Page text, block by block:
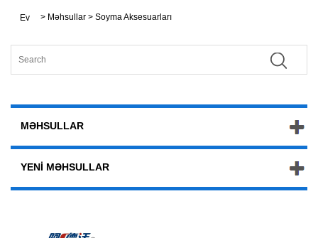
Ev > Məhsullar > Soyma Aksesuarları
MƏHSULLAR
YENI MƏHSULLAR